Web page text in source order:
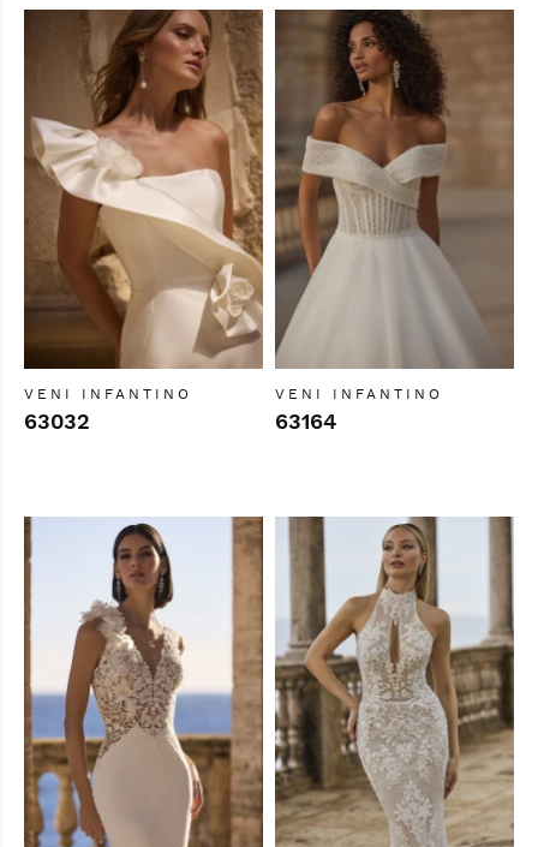
VENI INFANTINO
63032
VENI INFANTINO
63164